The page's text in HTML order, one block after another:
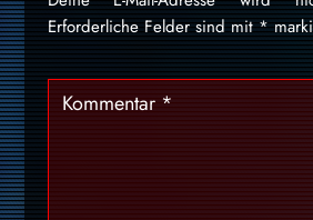
Erforderliche Felder sind mit*